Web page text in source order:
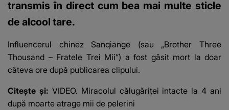
transmis în direct cum bea mai multe sticle
de alcool tare.
Influencerul chinez Sanqiange (sau „Brother Three
Thousand – Fratele Trei Mii”) a fost găsit mort la doar
câteva ore după publicarea clipului.
Citește și: VIDEO. Miracolul călugăriței intacte la 4 ani
după moarte atrage mii de pelerini